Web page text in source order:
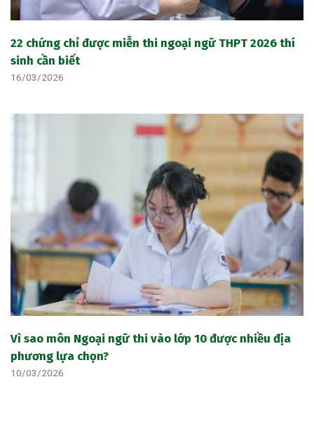
22 chứng chỉ được miễn thi ngoại ngữ THPT 2026 thí
sinh cần biết
16/03/2026
Vì sao môn Ngoại ngữ thi vào lớp 10 được nhiều địa
phương lựa chọn?
10/03/2026